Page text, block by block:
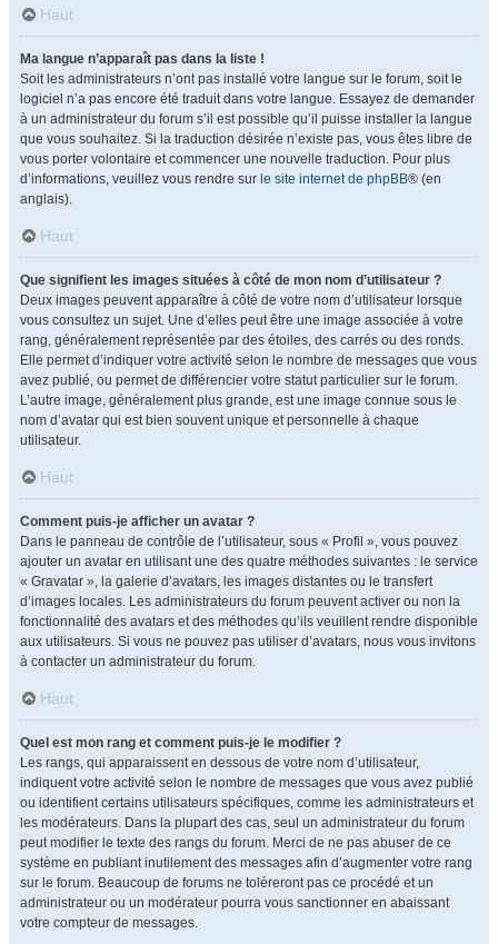
Haut
Ma langue n’apparaît pas dans la liste !
Soit les administrateurs n’ont pas installé votre langue sur le forum, soit le
logiciel n’a pas encore été traduit dans votre langue. Essayez de demander
à un administrateur du forum s’il est possible qu’il puisse installer la langue
que vous souhaitez. Si la traduction désirée n’existe pas, vous êtes libre de
vous porter volontaire et commencer une nouvelle traduction. Pour plus
d’informations, veuillez vous rendre sur le site internet de phpBB® (en
anglais).
Haut
Que signifient les images situées à côté de mon nom d’utilisateur ?
Deux images peuvent apparaître à côté de votre nom d’utilisateur lorsque
vous consultez un sujet. Une d’elles peut être une image associée à votre
rang, généralement représentée par des étoiles, des carrés ou des ronds.
Elle permet d’indiquer votre activité selon le nombre de messages que vous
avez publié, ou permet de différencier votre statut particulier sur le forum.
L’autre image, généralement plus grande, est une image connue sous le
nom d’avatar qui est bien souvent unique et personnelle à chaque
utilisateur.
Haut
Comment puis-je afficher un avatar ?
Dans le panneau de contrôle de l’utilisateur, sous « Profil », vous pouvez
ajouter un avatar en utilisant une des quatre méthodes suivantes : le service
« Gravatar », la galerie d’avatars, les images distantes ou le transfert
d’images locales. Les administrateurs du forum peuvent activer ou non la
fonctionnalité des avatars et des méthodes qu’ils veuillent rendre disponible
aux utilisateurs. Si vous ne pouvez pas utiliser d’avatars, nous vous invitons
à contacter un administrateur du forum.
Haut
Quel est mon rang et comment puis-je le modifier ?
Les rangs, qui apparaissent en dessous de votre nom d’utilisateur,
indiquent votre activité selon le nombre de messages que vous avez publié
ou identifient certains utilisateurs spécifiques, comme les administrateurs et
les modérateurs. Dans la plupart des cas, seul un administrateur du forum
peut modifier le texte des rangs du forum. Merci de ne pas abuser de ce
système en publiant inutilement des messages afin d’augmenter votre rang
sur le forum. Beaucoup de forums ne toléreront pas ce procédé et un
administrateur ou un modérateur pourra vous sanctionner en abaissant
votre compteur de messages.